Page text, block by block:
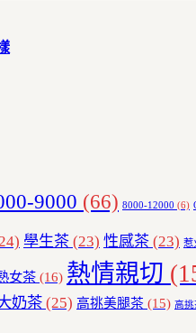
9000 (66) 8000-12000 (6)
學生茶 (23) 性感茶 (23) 惹
女茶 (16) 熱情親切
奶茶(25) 高挑美腿茶 (15) 高挑